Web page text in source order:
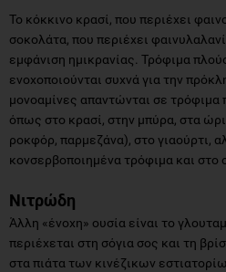
Το κόκκινο κρασί, που περιέχει
σοκολάτα, που περιέχει
εμφάνιση ημικρανίας. Τρόφιμα
ενοχοποιούνται συχνά για την
μονοαμίνες απαντώνται σε
όπως στο κρασί, στην μπύρα, στα
ροκφόρ, παρμεζάνα), στο γιαούρτι,
κονσερβοποιημένα τρόφιμα και στο
Νιτρώδη
Άλλη «ένοχη» ουσία είναι το
περιέχεται στη σόγια σος και τη
στα πιάτα των κινέζικων